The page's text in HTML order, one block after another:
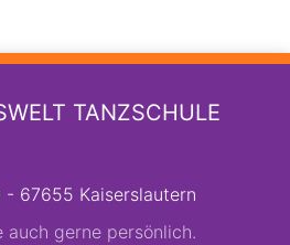
TANZSCHULE
67655 Kaiserslautern
auch gerne persönlich.